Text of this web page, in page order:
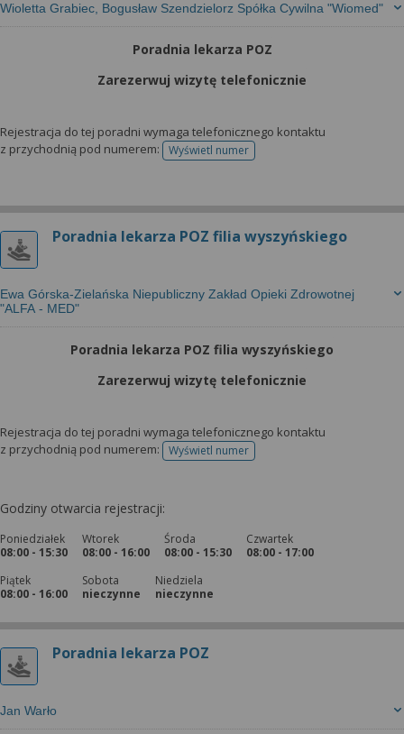
Wioletta Grabiec, Bogusław Szendzielorz Spółka Cywilna "Wiomed"
Poradnia lekarza POZ
Zarezerwuj wizytę telefonicznie
Rejestracja do tej poradni wymaga telefonicznego kontaktu
z przychodnią pod numerem:
Wyświetl numertelefonu do rejestracji
Poradnia lekarza POZ filia wyszyńskiego
Ewa Górska-Zielańska Niepubliczny Zakład Opieki Zdrowotnej
"ALFA - MED"
Poradnia lekarza POZ filia wyszyńskiego
Zarezerwuj wizytę telefonicznie
Rejestracja do tej poradni wymaga telefonicznego kontaktu
z przychodnią pod numerem:
Wyświetl numertelefonu do rejestracji
Godziny otwarcia rejestracji:
Poniedziałek
08:00 - 15:30
Wtorek
08:00 - 16:00
Środa
08:00 - 15:30
Czwartek
08:00 - 17:00
Piątek
08:00 - 16:00
Sobota
nieczynne
Niedziela
nieczynne
Poradnia lekarza POZ
Jan Warło